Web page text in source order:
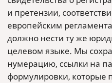
и претензии,
европейским
должно нести ту же
целевом языке. Мы
нумерацию, ссылки на
формулировки, которые